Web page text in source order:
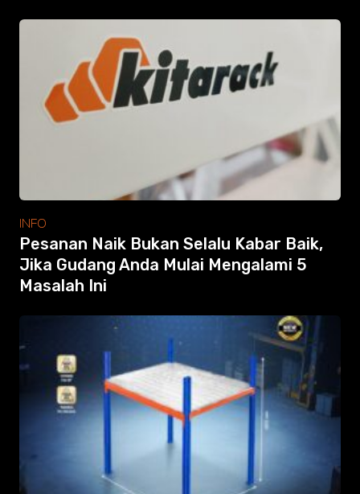
INFO
Pesanan Naik Bukan Selalu Kabar Baik,
Jika Gudang Anda Mulai Mengalami 5
Masalah Ini
Search